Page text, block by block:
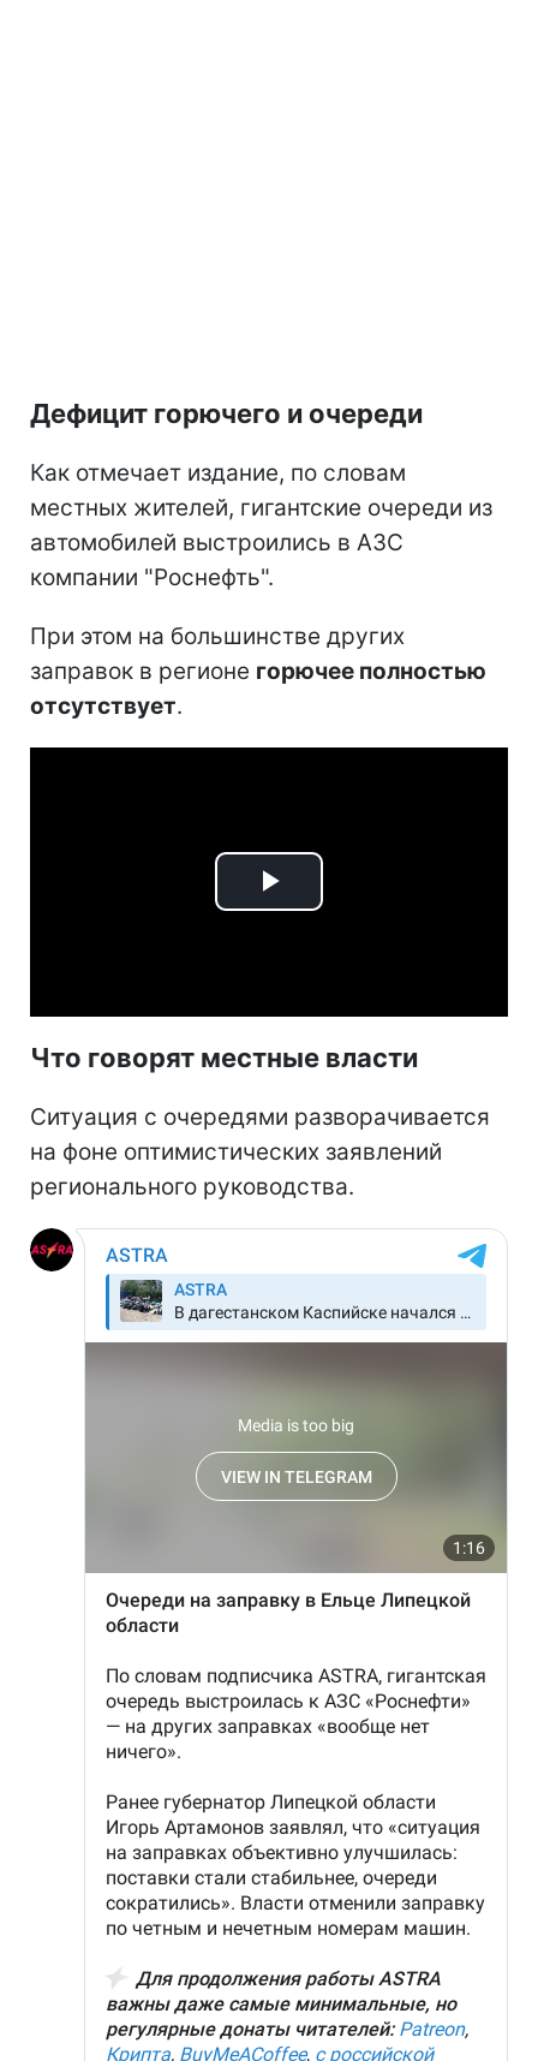
Дефицит горючего и очереди
Как отмечает издание, по словам
местных жителей, гигантские очереди из
автомобилей выстроились в АЗС
компании "Роснефть".
При этом на большинстве других
заправок в регионе горючее полностью
отсутствует.
Play
Что говорят местные власти
Ситуация с очередями разворачивается
на фоне оптимистических заявлений
регионального руководства.